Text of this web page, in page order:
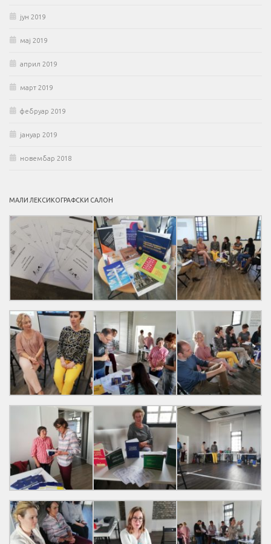
јун 2019
мај 2019
април 2019
март 2019
фебруар 2019
јануар 2019
новембар 2018
МАЛИ ЛЕКСИКОГРАФСКИ САЛОН